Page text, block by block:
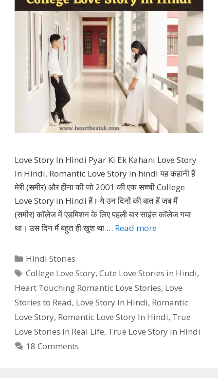
Love Story In Hindi Pyar Ki Ek Kahani Love Story
In Hindi, Romantic Love Story in hindi यह कहानी हैं
मेरी (समीर) और हीना की जो 2001 की एक सच्ची College
Love Story in Hindi हैं। ये उन दिनों की बात हैं जब मैं
(समीर) कॉलेज में एडमिशन के लिए पहली बार साइंस कॉलेज गया
था। उस दिन मैं बहुत ही खुश था … Read more
Categories
Hindi Stories
Tags
College Love Story,Cute Love Stories in Hindi,
Heart Touching Romantic Love Stories, Love
Stories to Read, Love Story In Hindi, Romantic
Love Story, Romantic Love Story In Hindi, True
Love Stories In Real Life, True Love Story in Hindi
18 Comments